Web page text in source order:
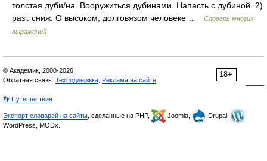
толстая дуби/на. Вооружиться дубинами. Напасть с дубиной. 2)
разг. сниж. О высоком, долговязом человеке …
Словарь многих
выражений
18+
© Академик, 2000-2026
Обратная связь: Техподдержка Реклама на сайте
👣 Путешествия
Экспорт словарей на сайты , сделанные на PHP, Joomla,
Drupal,
WordPress, MODx.